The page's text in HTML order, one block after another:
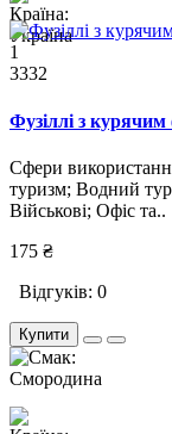
1
3332
Фузіллі з курячим
Сфери
туризм; Водний
Військові; Офіс та..
175 ₴
Відгуків: 0
Купити